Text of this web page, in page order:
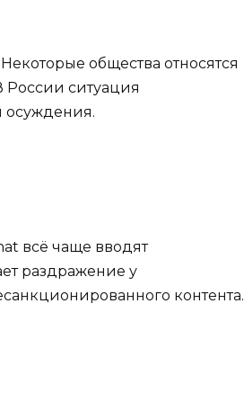
общества относятся
России ситуация
осуждения.
всё чаще вводят
раздражение у
контента.